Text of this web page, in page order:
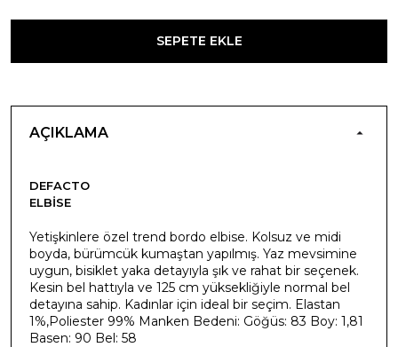
SEPETE EKLE
AÇIKLAMA
DEFACTO
ELBISE
Yetişkinlere özel trend bordo elbise. Kolsuz ve midi
boyda, bürümcük kumaştan yapılmış. Yaz mevsimine
uygun, bisiklet yaka detayıyla şık ve rahat bir seçenek.
Kesin bel hattıyla ve 125 cm yüksekliğiyle normal bel
detayına sahip. Kadınlar için ideal bir seçim. Elastan
1%,Poliester 99% Manken Bedeni: Göğüs: 83 Boy: 1,81
Basen: 90 Bel: 58